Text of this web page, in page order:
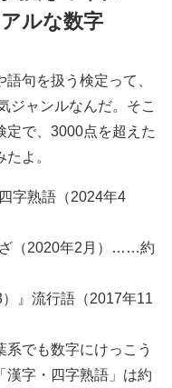
ルな数字
句を扱う検定って、
ジャンルなんだ。そこ
定で、3000点を超えた
よ。
字熟語（2024年4
ざ（2020年2月）……約
』流行語（2017年11
でも数字にけっこう
漢字・四字熟語」は約